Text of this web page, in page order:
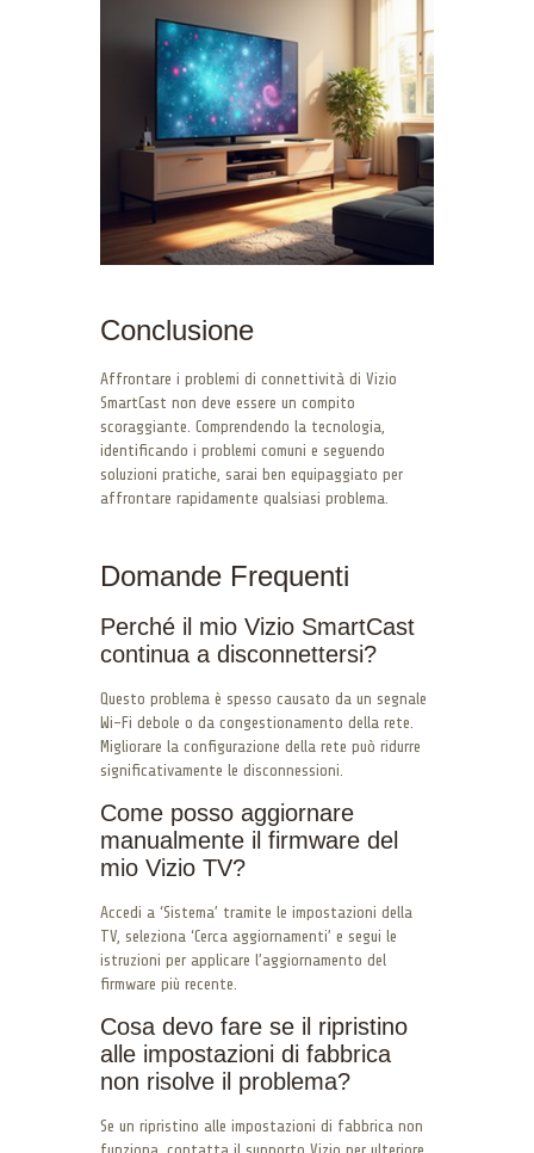
Conclusione
Affrontare i problemi di connettività di Vizio
SmartCast non deve essere un compito
scoraggiante. Comprendendo la tecnologia,
identificando i problemi comuni e seguendo
soluzioni pratiche, sarai ben equipaggiato per
affrontare rapidamente qualsiasi problema.
Domande Frequenti
Perché il mio Vizio SmartCast
continua a disconnettersi?
Questo problema è spesso causato da un segnale
Wi-Fi debole o da congestionamento della rete.
Migliorare la configurazione della rete può ridurre
significativamente le disconnessioni.
Come posso aggiornare
manualmente il firmware del
mio Vizio TV?
Accedi a ‘Sistema’ tramite le impostazioni della
TV, seleziona ‘Cerca aggiornamenti’ e segui le
istruzioni per applicare l’aggiornamento del
firmware più recente.
Cosa devo fare se il ripristino
alle impostazioni di fabbrica
non risolve il problema?
Se un ripristino alle impostazioni di fabbrica non